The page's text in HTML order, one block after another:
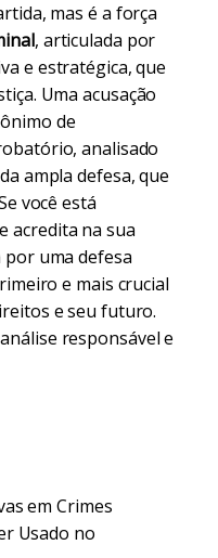
mas é a força
, articulada por
e estratégica, que
Uma acusação
de
analisado
ampla defesa, que
você está
acredita na sua
por uma defesa
e mais crucial
e seu futuro.
responsável e
em Crimes
Usado no